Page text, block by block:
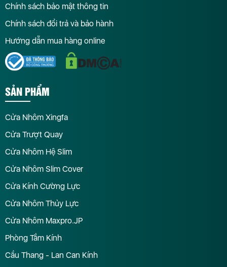
Chính sách bảo mật thông tin
Chính sách đổi trả và bảo hành
Hướng dẫn mua hàng online
SẢN PHẨM
Cửa Nhôm Xingfa
Cửa Trượt Quay
Cửa Nhôm Hệ Slim
Cửa Nhôm Slim Cover
Cửa Kính Cường Lực
Cửa Nhôm Thủy Lực
Cửa Nhôm Maxpro.JP
Phòng Tắm Kính
Cầu Thang - Lan Can Kính